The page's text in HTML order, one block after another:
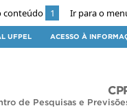
conteúdo 1 Ir para o
UFPEL ACESSO À
de Pesquisas e